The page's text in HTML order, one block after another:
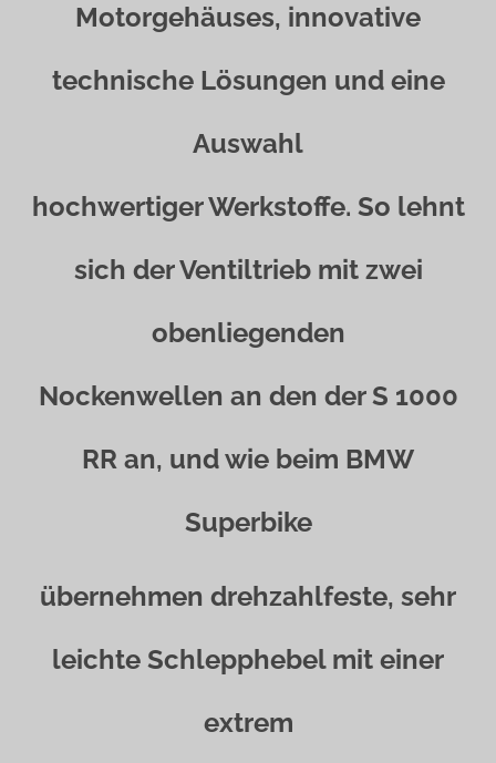
Motorgehäuses, innovative
technische Lösungen und eine
Auswahl
hochwertiger Werkstoffe. So lehnt
sich der Ventiltrieb mit zwei
obenliegenden
Nockenwellen an den der S 1000
RR an, und wie beim BMW
Superbike
übernehmen drehzahlfeste, sehr
leichte Schlepphebel mit einer
extrem